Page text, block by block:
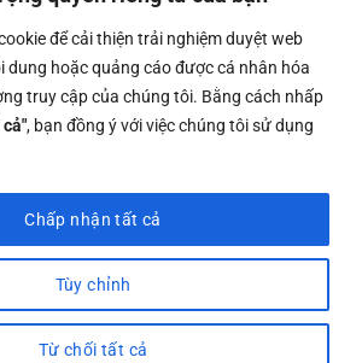
để cải thiện trải nghiệm duyệt web
dung hoặc quảng cáo được cá nhân hóa
truy cập của chúng tôi. Bằng cách nhấp
, bạn đồng ý với việc chúng tôi sử dụng
Tùy chỉnh
Từ chối tất cả
Chấp nhận tất cả
Bình Xương - Số ĐKKD: 0108783483
bởi Sở Kế Hoạch và Đầu Tư Tp. Hà
Binh Xuong. All Rights Reserved